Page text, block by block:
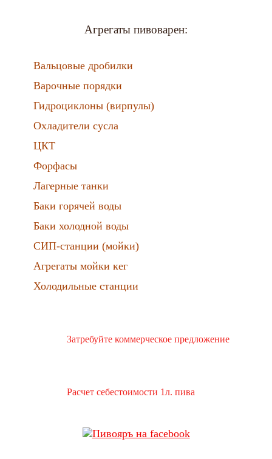
Агрегаты пивоварен:
Вальцовые дробилки
Варочные порядки
Гидроциклоны (вирпулы)
Охладители сусла
ЦКТ
Форфасы
Лагерные танки
Баки горячей воды
Баки холодной воды
СИП-станции (мойки)
Агрегаты мойки кег
Холодильные станции
Затребуйте коммерческое предложение
Расчет себестоимости 1л. пива